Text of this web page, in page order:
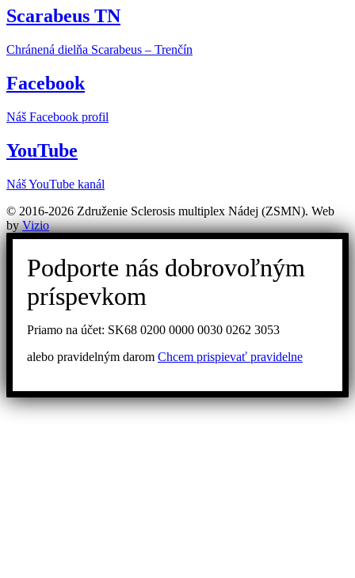
Scarabeus TN
Chránená dielňa Scarabeus – Trenčín
Facebook
Náš Facebook profil
YouTube
Náš YouTube kanál
© 2016-2026 Združenie Sclerosis multiplex Nádej (ZSMN). Web
byVizio
Podporte nás dobrovoľným
príspevkom
Priamo na účet: SK68 0200 0000 0030 0262 3053
alebo pravidelným darom Chcem prispievať pravidelne